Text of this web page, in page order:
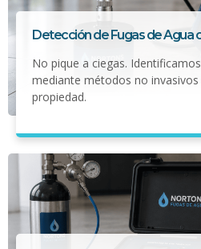
Detección de Fugas de Agua
No pique a ciegas.
mediante métodos no
propiedad.